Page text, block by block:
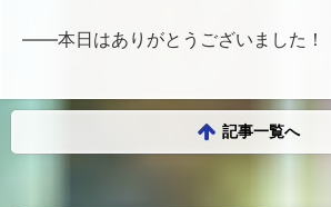
――本日はありがとうございました！
記事一覧へ